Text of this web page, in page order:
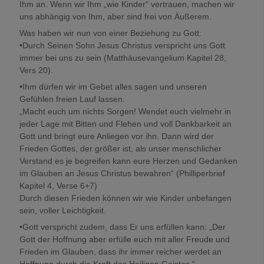
Ihm an. Wenn wir Ihm „wie Kinder“ vertrauen, machen wir
uns abhängig von Ihm, aber sind frei von Äußerem.
Was haben wir nun von einer Beziehung zu Gott:
•Durch Seinen Sohn Jesus Christus verspricht uns Gott
immer bei uns zu sein (Matthäusevangelium Kapitel 28,
Vers 20).
•Ihm dürfen wir im Gebet alles sagen und unseren
Gefühlen freien Lauf lassen.
„Macht euch um nichts Sorgen! Wendet euch vielmehr in
jeder Lage mit Bitten und Flehen und voll Dankbarkeit an
Gott und bringt eure Anliegen vor ihn. Dann wird der
Frieden Gottes, der größer ist, als unser menschlicher
Verstand es je begreifen kann eure Herzen und Gedanken
im Glauben an Jesus Christus bewahren“ (Philliperbrief
Kapitel 4, Verse 6+7)
Durch diesen Frieden können wir wie Kinder unbefangen
sein, voller Leichtigkeit.
•Gott verspricht zudem, dass Er uns erfüllen kann: „Der
Gott der Hoffnung aber erfülle euch mit aller Freude und
Frieden im Glauben, dass ihr immer reicher werdet an